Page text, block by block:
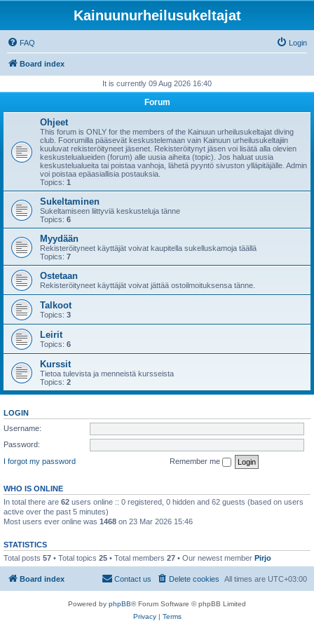
Kainuunurheilusukeltajat
FAQ Login
Board index
It is currently 09 Aug 2026 16:40
Forum
Ohjeet
This forum is ONLY for the members of the Kainuun urheilusukeltajat diving
club. Foorumilla pääsevät keskustelemaan vain Kainuun urheilusukeltajiin
kuuluvat rekisteröityneet jäsenet. Rekisteröitynyt jäsen voi lisätä alla olevien
keskustelualueiden (forum) alle uusia aiheita (topic). Jos haluat uusia
keskustelualueita tai poistaa vanhoja, lähetä pyyntö sivuston ylläpitäjälle. Admin
voi poistaa epäasiallisia postauksia.
Topics: 1
Sukeltaminen
Sukeltamiseen liittyviä keskusteluja tänne
Topics: 6
Myydään
Rekisteröityneet käyttäjät voivat kaupitella sukelluskamoja täällä
Topics: 7
Ostetaan
Rekisteröityneet käyttäjät voivat jättää ostoilmoituksensa tänne.
Talkoot
Topics: 3
Leirit
Topics: 6
Kurssit
Tietoa tulevista ja menneistä kursseista
Topics: 2
LOGIN
Username:
Password:
I forgot my password
Remember me
WHO IS ONLINE
In total there are 62 users online :: 0 registered, 0 hidden and 62 guests (based on users
active over the past 5 minutes)
Most users ever online was 1468 on 23 Mar 2026 15:46
STATISTICS
Total posts 57 • Total topics 25 • Total members 27 • Our newest member Pirjo
Board index All times are UTC+03:00
Delete cookies
Contact us
Powered by phpBB® Forum Software © phpBB Limited
Privacy| Terms